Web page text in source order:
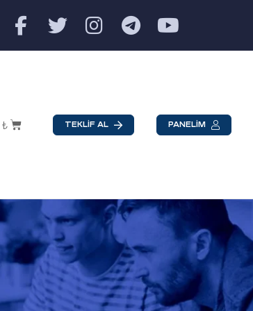
₺ TEKLİF AL PANELİM